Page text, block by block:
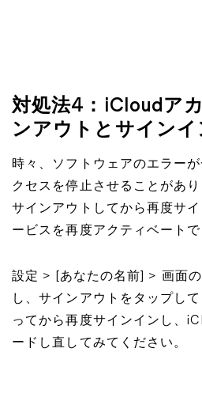
対処法4：iCloudア
ンアウトとサインイ
時々、ソフトウェアのエラー
クセスを停止させることがあ
サインアウトしてから再度サ
ービスを再度アクティベートで
設定 > [あなたの名前] > 画面
し、サインアウトをタップし
ってから再度サインインし、
ードし直してみてください。